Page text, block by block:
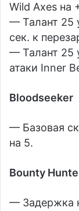
Wild Axes на
— Талант 25
сек. к
— Талант 25
атаки Inner
Bloodseeker
— Базовая
на 5.
Bounty
— Задержка